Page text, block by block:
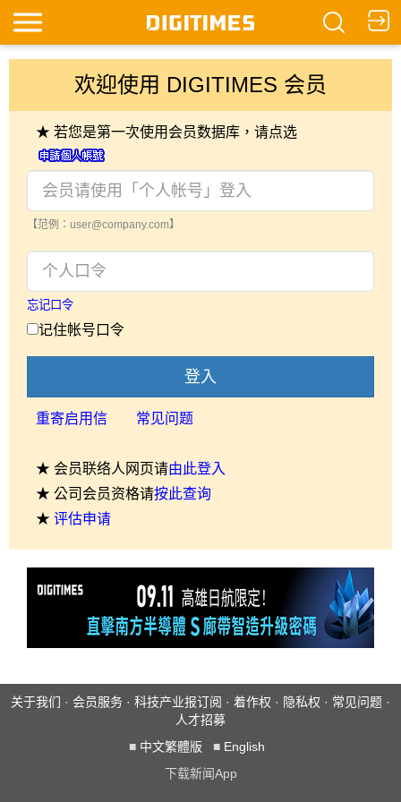
欢迎使用 DIGITIMES 会员
★ 若您是第一次使用会员数据库，请点选
【范例：user@company.com】
忘记口令
记住帐号口令
登入
重寄启用信 常见问题
★ 会员联络人网页请由此登入
★ 公司会员资格请按此查询
★ 评估申请
关于我们 · 会员服务 · 科技产业报订阅 · 着作权 · 隐私权 · 常见问题 ·
人才招募
■ 中文繁體版 ■ English
下载新闻App